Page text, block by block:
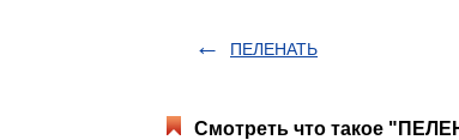
ПЕЛЕНАТЬ
Смотреть что такое